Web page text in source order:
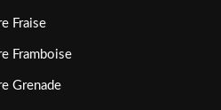
Fraise
Framboise
Grenade